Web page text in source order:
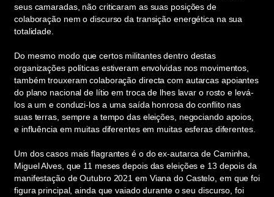
seus camaradas, não criticaram as suas posições de
colaboração nem o discurso da transição energética na sua
totalidade.
Do mesmo modo que certos militantes dentro destas
organizações políticas estiveram envolvidas nos movimentos,
também trouxeram colaboração directa com autarcas apoiantes
do plano nacional de lítio em troca de lhes lavar o rosto e levá-
los a um e conduzi-los a uma saída honrosa do conflito nas
suas terras, sempre a tempo das eleições, negociando apoios,
e influência em muitas diferentes em muitas esferas diferentes.
Um dos casos mais flagrantes é o do ex-autarca de Caminha,
Miguel Alves, que 11 meses depois das eleições e 13 depois da
manifestação de Outubro 2021 em Viana do Castelo, em que foi
figura principal, ainda que vaiado durante o seu discurso, foi